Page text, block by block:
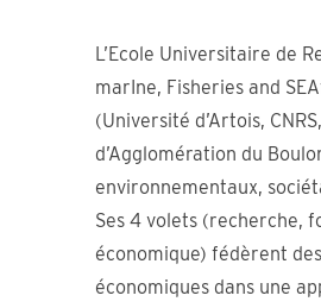
L’Ecole Universitaire de
marIne, Fisheries and
(Université d’Artois,
d’Agglomération du
environnementaux,
Ses 4 volets (recherche,
économique) fédèrent
économiques dans une